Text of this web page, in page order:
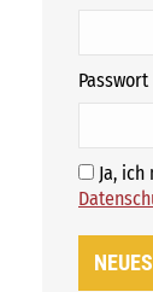
Passwort
Ja,